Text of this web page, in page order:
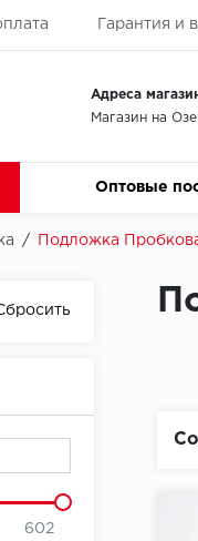
Гарантия и
Адреса
Магазин на
Оптовые
/ Подложка
602